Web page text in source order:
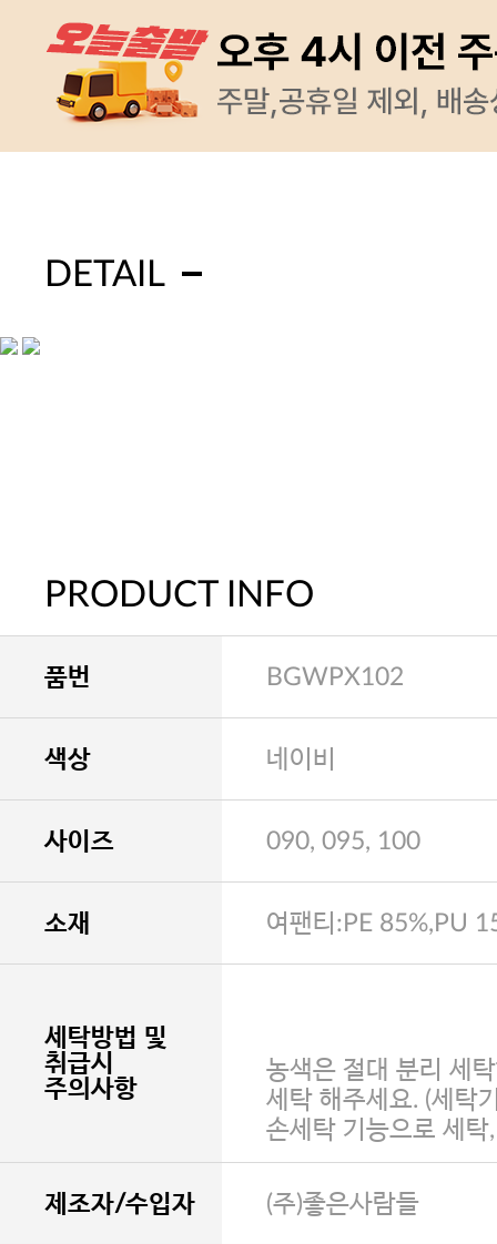
DETAIL
PRODUCT INFO
품번 BGWPX102
색상 네이비
사이즈 090, 095, 100
소재 여팬티:PE 85%,PU
세탁방법 및
취급시
주의사항
농색은 절대 분리 세
세탁 해주세요. (세탁
손세탁 기능으로 세탁
제조자/수입자 (주)좋은사람들